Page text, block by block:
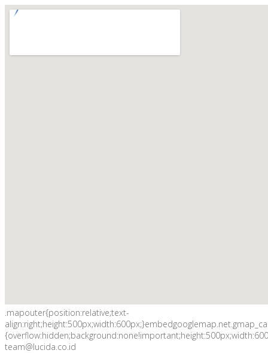
.mapouter{position:relative;text-
team@lucida.co.id